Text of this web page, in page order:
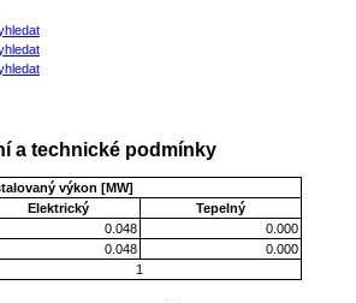
a technické podmínky
výkon [MW]
Elektrický
Tepelný
0.048
0.000
0.048
0.000
1